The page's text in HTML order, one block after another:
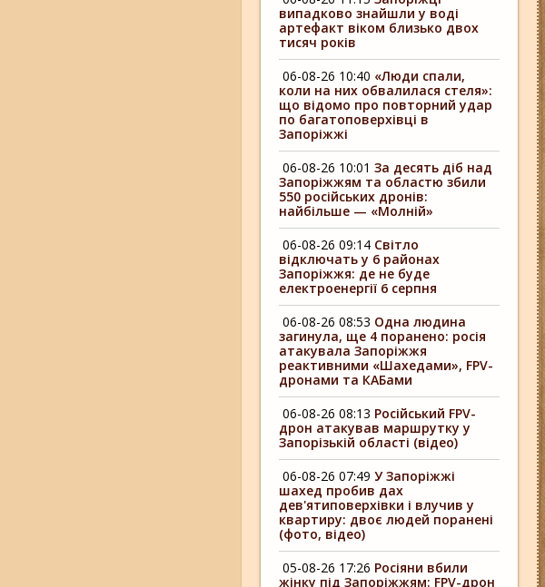
випадково знайшли у воді
артефакт віком близько двох
тисяч років
06-08-26 10:40 «Люди спали,
коли на них обвалилася стеля»:
що відомо про повторний удар
по багатоповерхівці в
Запоріжжі
06-08-26 10:01 За десять діб над
Запоріжжям та областю збили
550 російських дронів:
найбільше — «Молній»
06-08-26 09:14 Світло
відключать у 6 районах
Запоріжжя: де не буде
електроенергії 6 серпня
06-08-26 08:53 Одна людина
загинула, ще 4 поранено: росія
атакувала Запоріжжя
реактивними «Шахедами», FPV-
дронами та КАБами
06-08-26 08:13 Російський FPV-
дрон атакував маршрутку у
Запорізькій області (відео)
06-08-26 07:49 У Запоріжжі
шахед пробив дах
дев'ятиповерхівки і влучив у
квартиру: двоє людей поранені
(фото, відео)
05-08-26 17:26 Росіяни вбили
жінку під Запоріжжям: FPV-дрон